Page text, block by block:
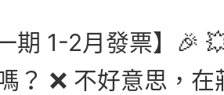
期 1-2月發票】🎉
❌ 不好意思，在